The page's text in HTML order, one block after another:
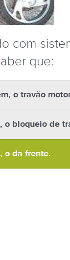
com
que:
o travão
o bloqueio de
o da frente.